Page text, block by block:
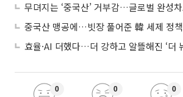
중국산 맹공에…빗장 풀어준 韓 세제 정책
0 0 0